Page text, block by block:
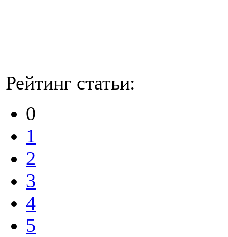
Рейтинг статьи:
0
1
2
3
4
5